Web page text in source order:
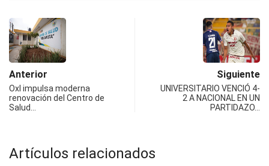
Anterior
OxI impulsa moderna
renovación del Centro de
Salud…
Siguiente
UNIVERSITARIO VENCIÓ 4-
2 A NACIONAL EN UN
PARTIDAZO…
Artículos relacionados